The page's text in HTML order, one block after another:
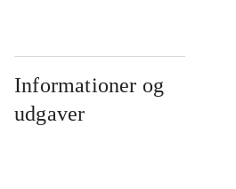
Informationer og
udgaver